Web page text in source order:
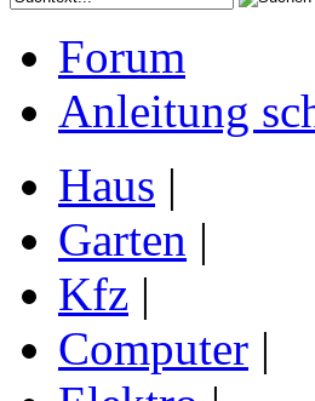
Forum
Anleitung
Haus |
Garten |
Kfz |
Computer |